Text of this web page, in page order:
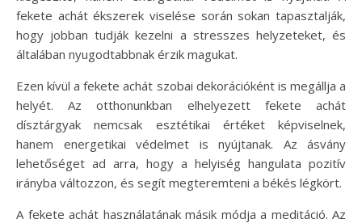
fekete achát ékszerek viselése során sokan tapasztalják,
hogy jobban tudják kezelni a stresszes helyzeteket, és
általában nyugodtabbnak érzik magukat.
Ezen kívül a fekete achát szobai dekorációként is megállja a
helyét. Az otthonunkban elhelyezett fekete achát
dísztárgyak nemcsak esztétikai értéket képviselnek,
hanem energetikai védelmet is nyújtanak. Az ásvány
lehetőséget ad arra, hogy a helyiség hangulata pozitív
irányba változzon, és segít megteremteni a békés légkört.
A fekete achát használatának másik módja a meditáció. Az